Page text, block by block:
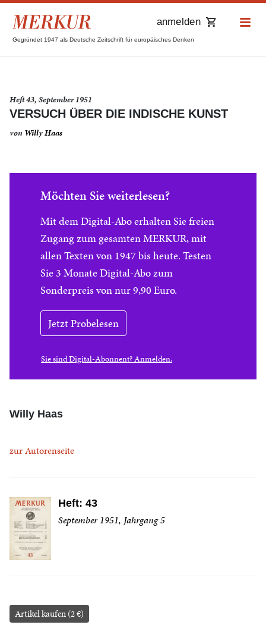
Gegründet 1947 als Deutsche Zeitschrift für europäisches Denken
anmelden
Heft 43, September 1951
VERSUCH ÜBER DIE INDISCHE KUNST
von Willy Haas
Möchten Sie weiterlesen?
Mit dem Digital-Abo erhalten Sie freien
Zugang zum gesamten MERKUR, mit
allen Texten von 1947 bis heute. Testen
Sie 3 Monate Digital-Abo zum
Sonderpreis von nur 9,90 Euro.
Jetzt Probelesen
Sie sind Digital-Abonnent? Anmelden.
Willy Haas
zur Autorenseite
Heft: 43
September 1951, Jahrgang 5
Artikel kaufen (2 €)